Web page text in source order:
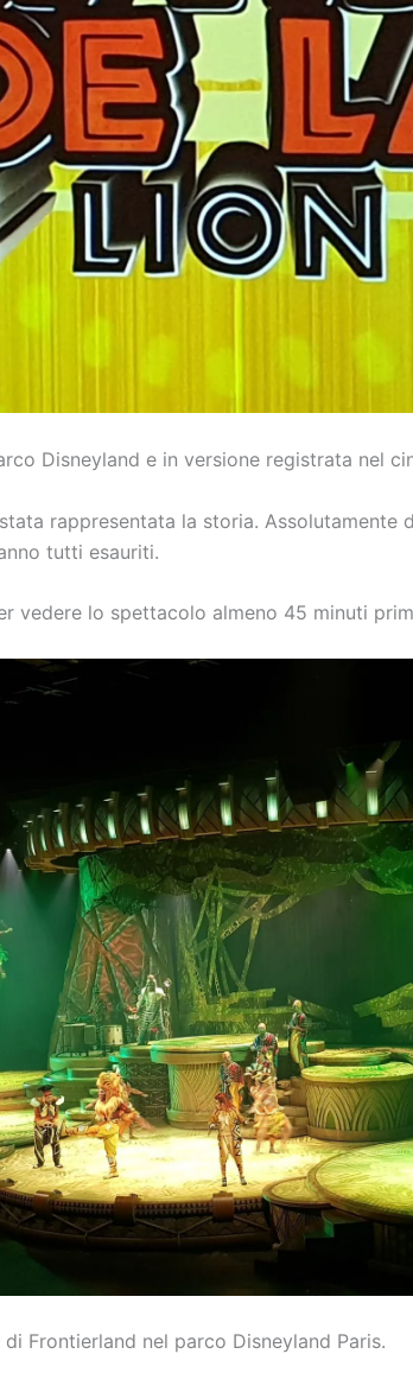
Disneyland e in versione registrata nel
rappresentata la storia.
tutti esauriti.
lo spettacolo almeno 45 minuti
Frontierland nel parco Disneyland Paris.